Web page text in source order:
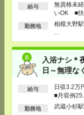
給与
無資格未
いOK ■
以上
勤務地
相模大野
入浴ナシ＊
日～無理な
給与
日収3.2万
■月収例
の場合）
勤務地 武蔵小杉
OK ■扶養内OK ■日収
交通費全額支給
[勤務地]相模大野駅 /小
入浴ナシ＊夜勤で
なく働ける[派遣]
収例25.9万円～（夜勤
交通費全額支給
（規定あり） ■無料駐